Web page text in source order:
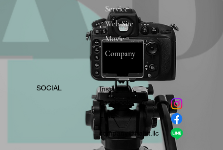
Service
Web Site
Movie
Company
​SOCIAL
Instagram
​Facebook
company＠habit.llc